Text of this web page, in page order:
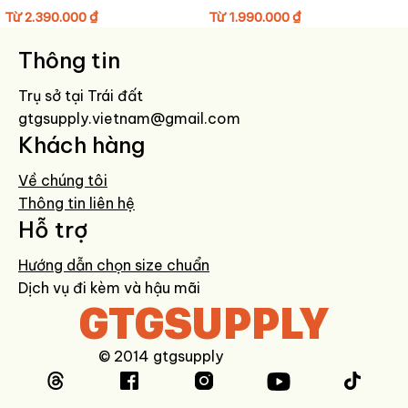
fan Rosé và người yêu thời trang tối giản sang trọng.
HƯỚNG DẪN BẢO QUẢN GIÀY
Lau bề mặt bằng khăn mềm hơi ẩm sau khi sử dụng.
Không giặt máy, tránh ngâm nước.
Hạn chế phơi nắng trực tiếp để giữ màu trắng bền đẹp.
Bảo quản nơi khô ráo, dùng túi hút ẩm khi không sử dụng.
Từ2.390.000₫ Từ1.990.000₫
Thông tin
Trụ sở tại Trái đất
gtgsupply.vietnam@gmail.com
Khách hàng
Về chúng tôi
Thông tin liên hệ
Hỗ trợ
Hướng dẫn chọn size chuẩn
Dịch vụ đi kèm và hậu mãi
GTGSUPPLY
© 2014 gtgsupply